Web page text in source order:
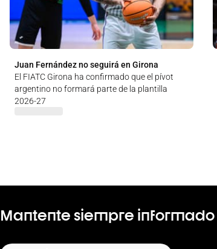
Juan Fernández no seguirá en Girona
El FIATC Girona ha confirmado que el pívot
argentino no formará parte de la plantilla
2026-27
Mantente siempre informado